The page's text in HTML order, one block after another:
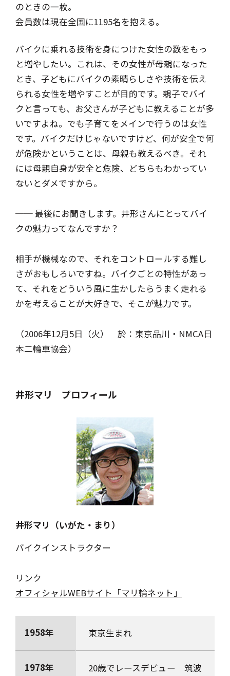
のときの一枚。
会員数は現在全国に1195名を抱える。
バイクに乗れる技術を身につけた女性の数をもっ
と増やしたい。これは、その女性が母親になった
とき、子どもにバイクの素晴らしさや技術を伝え
られる女性を増やすことが目的です。親子でバイ
クと言っても、お父さんが子どもに教えることが多
いですよね。でも子育てをメインで行うのは女性
です。バイクだけじゃないですけど、何が安全で何
が危険かということは、母親も教えるべき。それ
には母親自身が安全と危険、どちらもわかってい
ないとダメですから。
── 最後にお聞きします。井形さんにとってバイ
クの魅力ってなんですか？
相手が機械なので、それをコントロールする難し
さがおもしろいですね。バイクごとの特性があっ
て、それをどういう風に生かしたらうまく走れる
かを考えることが大好きで、そこが魅力です。
（2006年12月5日（火） 於：東京品川・NMCA日
本二輪車協会）
井形マリ プロフィール
井形マリ（いがた・まり）
バイクインストラクター
リンク
オフィシャルWEBサイト「マリ輪ネット」
1958年 東京生まれ
1978年 20歳でレースデビュー 筑波